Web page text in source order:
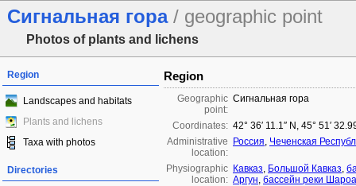
Сигнальная гора / geographic point
Photos of plants and lichens
Region
Landscapes and habitats
Plants and lichens
Taxa with photos
Directories
Region
Geographic
point:
Сигнальная гора
Coordinates: 42° 36′ 11.1″ N, 45° 51′
Administrative
location:
Россия, Чеченская
Physiographic
location:
Кавказ, Большой Кавказ,
Аргун, бассейн реки